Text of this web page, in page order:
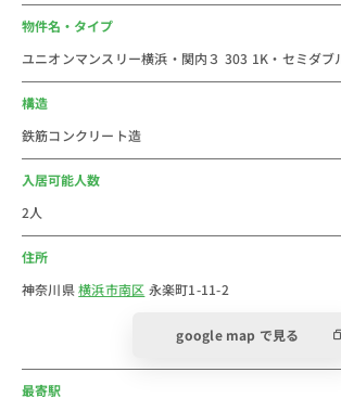
○デニーズ長者町店…53m
○横浜長者町郵便局…384m
スーパーはまいばすけっとが徒歩１分にあ
コンビニはファミリーマートとローソン
物件の近くには千歳公園があります。実は
＝＝＝＝＝＝＝＝＝＝
物件名・タイプ
ユニオンマンスリー横浜・関内３ 303 1K・セミダブ
構造
鉄筋コンクリート造
入居可能人数
2人
住所
神奈川県横浜市南区 永楽町1-11-2
google map で見る
最寄駅